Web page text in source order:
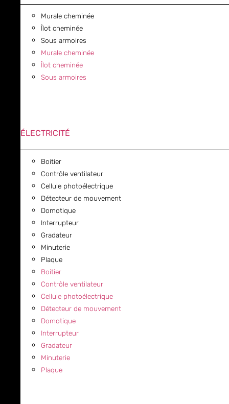
Murale cheminée
Îlot cheminée
Sous armoires
Murale cheminée
Îlot cheminée
Sous armoires
ÉLECTRICITÉ
Boitier
Contrôle ventilateur
Cellule photoélectrique
Détecteur de mouvement
Domotique
Interrupteur
Gradateur
Minuterie
Plaque
Boitier
Contrôle ventilateur
Cellule photoélectrique
Détecteur de mouvement
Domotique
Interrupteur
Gradateur
Minuterie
Plaque